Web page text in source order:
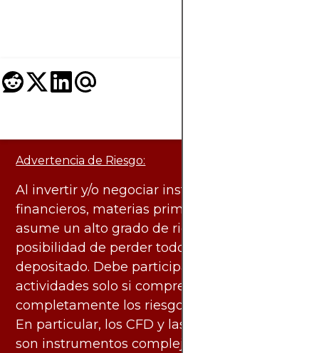
Advertencia de Riesgo:
Al invertir y/o negociar instrumentos
financieros, materias primas y otros activos,
asume un alto grado de riesgo. Existe la
posibilidad de perder todo el capital
depositado. Debe participar en estas
actividades solo si comprende
completamente los riesgos asociados.
En particular, los CFD y las criptomonedas
son instrumentos complejos y conllevan un